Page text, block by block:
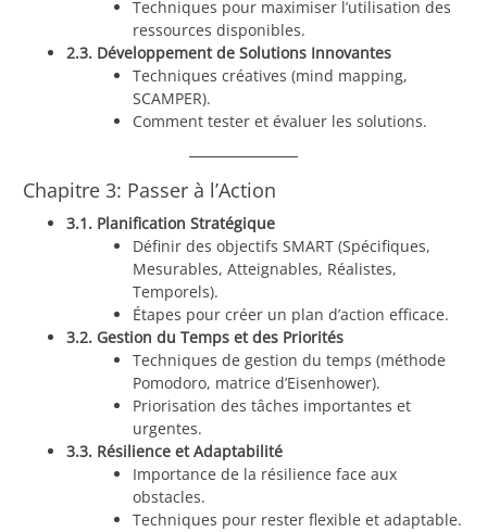
Techniques pour maximiser l’utilisation des
ressources disponibles.
2.3. Développement de Solutions Innovantes
Techniques créatives (mind mapping,
SCAMPER).
Comment tester et évaluer les solutions.
Chapitre 3: Passer à l’Action
3.1. Planification Stratégique
Définir des objectifs SMART (Spécifiques,
Mesurables, Atteignables, Réalistes,
Temporels).
Étapes pour créer un plan d’action efficace.
3.2. Gestion du Temps et des Priorités
Techniques de gestion du temps (méthode
Pomodoro, matrice d’Eisenhower).
Priorisation des tâches importantes et
urgentes.
3.3. Résilience et Adaptabilité
Importance de la résilience face aux
obstacles.
Techniques pour rester flexible et adaptable.